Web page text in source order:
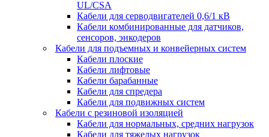
UL/CSA
Кабели для серводвигателей 0,6/1 кВ
Кабели комбинированные для датчиков,
cенсоров, энкодеров
Кабели для подъемных и конвейерных систем
Кабели плоские
Кабели лифтовые
Кабели барабанные
Кабели для спредера
Кабели для подвижных систем
Кабели с резиновой изоляцией
Кабели для нормальных, средних нагрузок
Кабели для тяжелых нагрузок